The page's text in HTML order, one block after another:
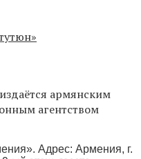
армянским
агентством
Адрес: Армения, г.